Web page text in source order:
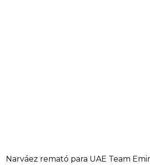
Narváez remató para UAE Team